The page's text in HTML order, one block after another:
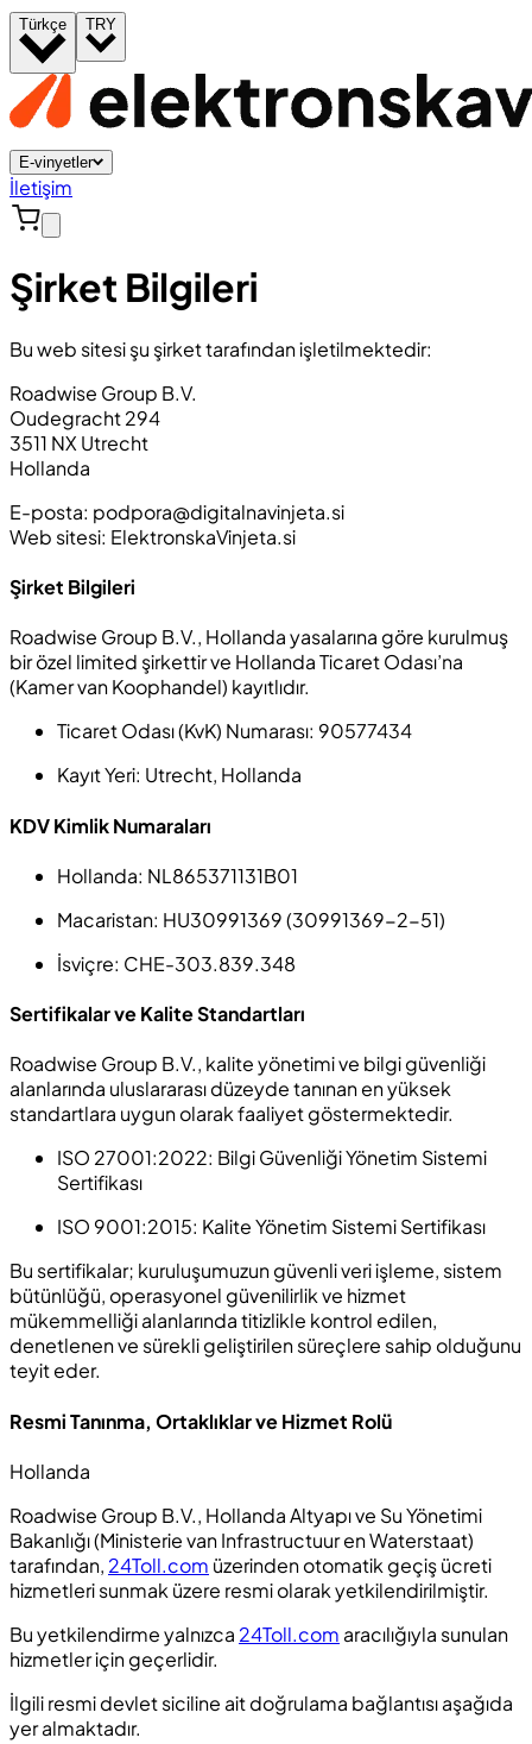
Türkçe TRY
E-vinyetler
İletişim
Şirket Bilgileri
Bu web sitesi şu şirket tarafından işletilmektedir:
Roadwise Group B.V.
Oudegracht 294
3511 NX Utrecht
Hollanda
E-posta: podpora@digitalnavinjeta.si
Web sitesi: ElektronskaVinjeta.si
Şirket Bilgileri
Roadwise Group B.V., Hollanda yasalarına göre kurulmuş
bir özel limited şirkettir ve Hollanda Ticaret Odası’na
(Kamer van Koophandel) kayıtlıdır.
Ticaret Odası (KvK) Numarası: 90577434
Kayıt Yeri: Utrecht, Hollanda
KDV Kimlik Numaraları
Hollanda: NL865371131B01
Macaristan: HU30991369 (30991369-2-51)
İsviçre: CHE-303.839.348
Sertifikalar ve Kalite Standartları
Roadwise Group B.V., kalite yönetimi ve bilgi güvenliği
alanlarında uluslararası düzeyde tanınan en yüksek
standartlara uygun olarak faaliyet göstermektedir.
ISO 27001:2022: Bilgi Güvenliği Yönetim Sistemi
Sertifikası
ISO 9001:2015: Kalite Yönetim Sistemi Sertifikası
Bu sertifikalar; kuruluşumuzun güvenli veri işleme, sistem
bütünlüğü, operasyonel güvenilirlik ve hizmet
mükemmelliği alanlarında titizlikle kontrol edilen,
denetlenen ve sürekli geliştirilen süreçlere sahip olduğunu
teyit eder.
Resmi Tanınma, Ortaklıklar ve Hizmet Rolü
Hollanda
Roadwise Group B.V., Hollanda Altyapı ve Su Yönetimi
Bakanlığı (Ministerie van Infrastructuur en Waterstaat)
tarafından, 24Toll.com üzerinden otomatik geçiş ücreti
hizmetleri sunmak üzere resmi olarak yetkilendirilmiştir.
Bu yetkilendirme yalnızca 24Toll.com aracılığıyla sunulan
hizmetler için geçerlidir.
İlgili resmi devlet siciline ait doğrulama bağlantısı aşağıda
yer almaktadır.